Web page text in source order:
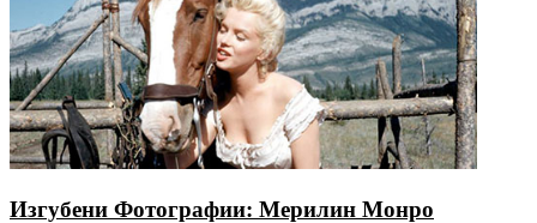
Изгубени Фотографии: Мерилин Монро